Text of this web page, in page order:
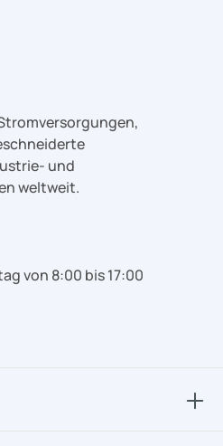
und
weltweit.
von 8:00 bis 17:00